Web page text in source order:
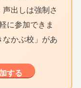
出しは強制さ
に参加できま
なかぶ校」があ
する